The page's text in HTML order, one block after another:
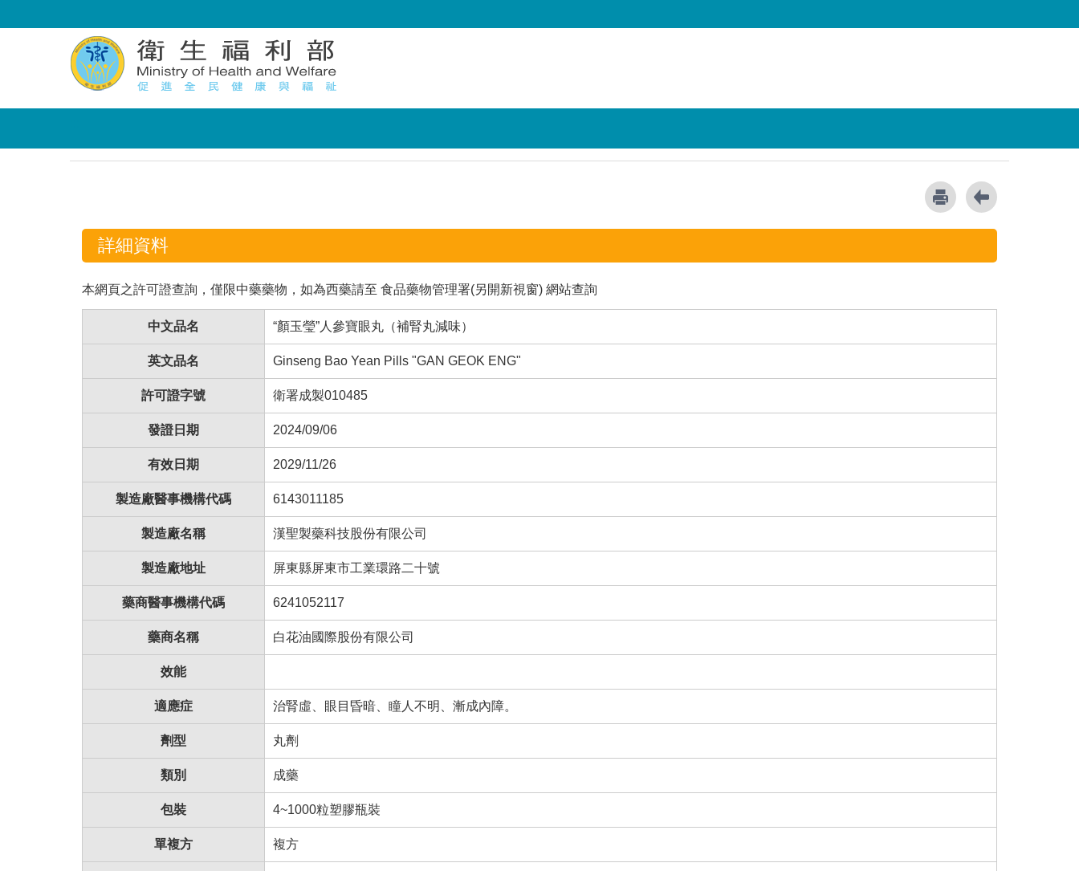
詳細資料
本網頁之許可證查詢，僅限中藥藥物，如為西藥請至 食品藥物管理署(另開新視窗) 網站查詢
中文品名 “顏玉瑩”人參寶眼丸（補腎丸減味）
英文品名 Ginseng Bao Yean Pills "GAN GEOK ENG"
許可證字號 衛署成製010485
發證日期 2024/09/06
有效日期 2029/11/26
製造廠醫事機構代碼 6143011185
製造廠名稱 漢聖製藥科技股份有限公司
製造廠地址 屏東縣屏東市工業環路二十號
藥商醫事機構代碼 6241052117
藥商名稱 白花油國際股份有限公司
效能
適應症 治腎虛、眼目昏暗、瞳人不明、漸成內障。
劑型 丸劑
類別 成藥
包裝 4~1000粒塑膠瓶裝
單複方 複方